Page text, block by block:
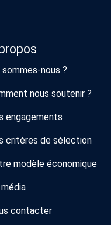
sommes-nous ?
nous soutenir ?
engagements
critères de sélection
modèle économique
contacter